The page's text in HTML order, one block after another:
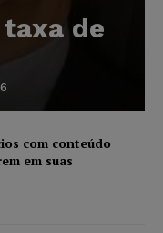
de
com conteúdo
em suas